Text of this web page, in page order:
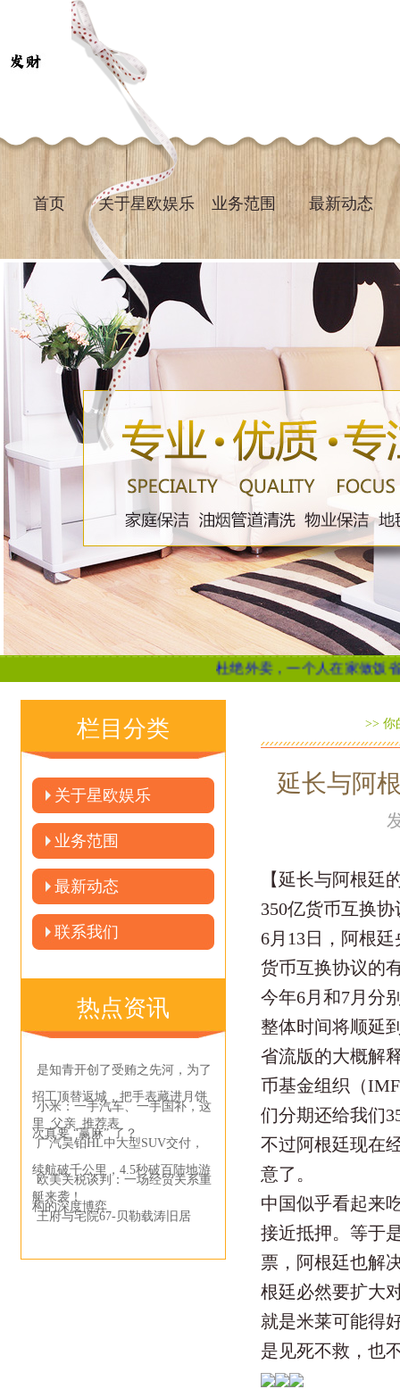
首页 关于星欧娱乐 业务范围 最新动态
杜绝外卖，一个人在家做饭省钱又
栏目分类
关于星欧娱乐
业务范围
最新动态
联系我们
热点资讯
是知青开创了受贿之先河，为了
招工顶替返城，把手表藏进月饼
里_父亲_推荐表
小米：一手汽车、一手国补，这
次真要 “赢麻” 了？
广汽昊铂HL中大型SUV交付，
续航破千公里，4.5秒破百陆地游
艇来袭！
欧美关税谈判：一场经贸关系重
构的深度博弈
王府与宅院67-贝勒载涛旧居
>> 你
延长与阿
【延长与阿根廷
350亿货币互换
6月13日，阿根
货币互换协议的
今年6月和7月分
整体时间将顺延
省流版的大概解
币基金组织（
们分期还给我们
不过阿根廷现在
意了。
中国似乎看起来
接近抵押。等于
票，阿根廷也解
根廷必然要扩大
就是米莱可能得
是见死不救，也